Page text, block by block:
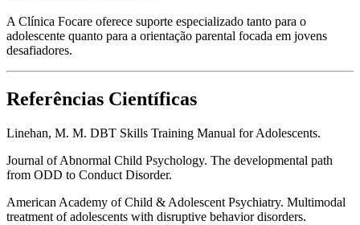
A Clínica Focare oferece suporte especializado tanto para o
adolescente quanto para a orientação parental focada em jovens
desafiadores.
Referências Científicas
Linehan, M. M. DBT Skills Training Manual for Adolescents.
Journal of Abnormal Child Psychology. The developmental path
from ODD to Conduct Disorder.
American Academy of Child & Adolescent Psychiatry. Multimodal
treatment of adolescents with disruptive behavior disorders.